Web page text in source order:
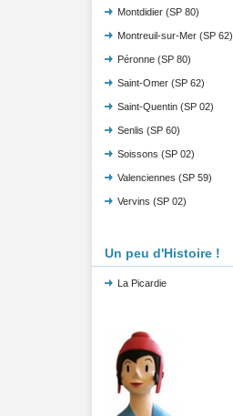
Montdidier (SP 80)
Montreuil-sur-Mer (SP 62)
Péronne (SP 80)
Saint-Omer (SP 62)
Saint-Quentin (SP 02)
Senlis (SP 60)
Soissons (SP 02)
Valenciennes (SP 59)
Vervins (SP 02)
Un peu d'Histoire !
La Picardie